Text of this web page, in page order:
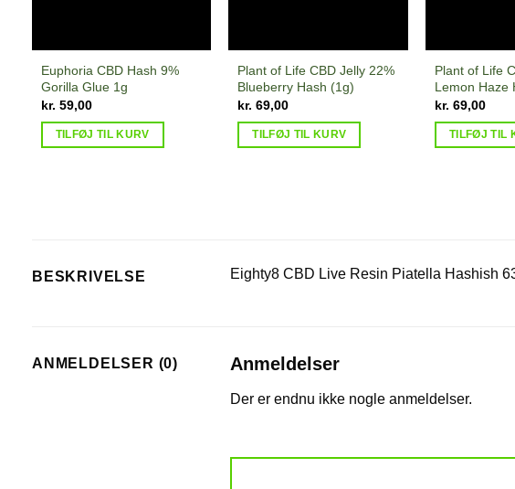
Euphoria CBD Hash 9%
Gorilla Glue 1g
kr. 59,00
TILFØJ TIL KURV
Plant of Life CBD Jelly 22%
Blueberry Hash (1g)
kr. 69,00
TILFØJ TIL KURV
Plant of Life
Lemon Haze
kr. 69,00
TILFØJ TIL
BESKRIVELSE Eighty8 CBD Live Resin Piatella Hashish
ANMELDELSER (0) Anmeldelser
Der er endnu ikke nogle anmeldelser.